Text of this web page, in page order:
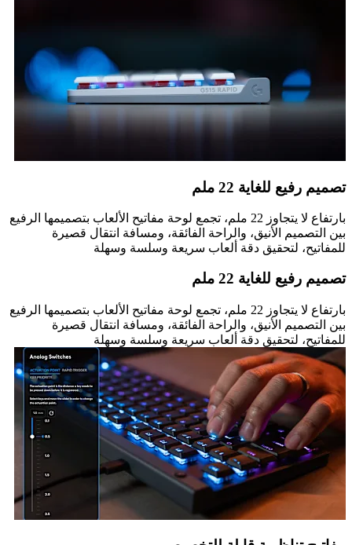
تصميم رفيع للغاية 22 ملم
بارتفاع لا يتجاوز 22 ملم، تجمع لوحة مفاتيح الألعاب بتصميمها الرفيع
بين التصميم الأنيق، والراحة الفائقة، ومسافة انتقال قصيرة
للمفاتيح، لتحقيق دقة ألعاب سريعة وسلسة وسهلة
تصميم رفيع للغاية 22 ملم
بارتفاع لا يتجاوز 22 ملم، تجمع لوحة مفاتيح الألعاب بتصميمها الرفيع
بين التصميم الأنيق، والراحة الفائقة، ومسافة انتقال قصيرة
للمفاتيح، لتحقيق دقة ألعاب سريعة وسلسة وسهلة